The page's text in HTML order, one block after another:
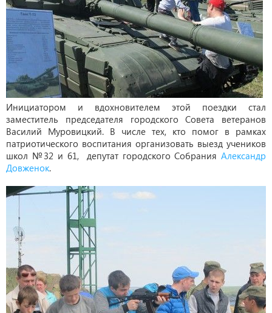
Инициатором и вдохновителем этой поездки стал
заместитель председателя городского Совета ветеранов
Василий Муровицкий. В числе тех, кто помог в рамках
патриотического воспитания организовать выезд учеников
школ №32 и 61, депутат городского Собрания Александр
Довженок.